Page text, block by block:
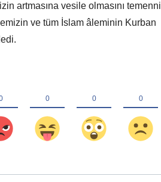
artmasına vesile olmasını temenni
ve tüm İslam âleminin Kurban